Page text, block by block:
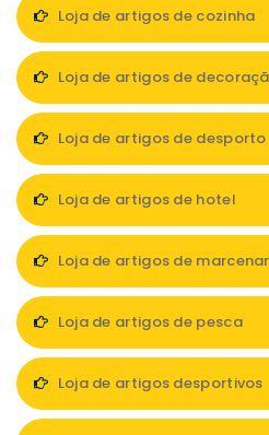
Loja de artigos de cozinha
Loja de artigos de
Loja de artigos de desporto
Loja de artigos de hotel
Loja de artigos de
Loja de artigos de pesca
Loja de artigos desportivos